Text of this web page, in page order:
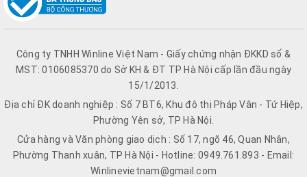
Công ty TNHH Winline Việt Nam - Giấy chứng nhận ĐKKD số &
MST: 0106085370 do Sở KH & ĐT TP Hà Nội cấp lần đầu ngày
15/1/2013.
Địa chỉ ĐK doanh nghiệp : Số 7 BT6, Khu đô thị Pháp Vân - Tứ Hiệp,
Phường Yên sở, TP Hà Nội.
Cửa hàng và Văn phòng giao dịch : Số 17, ngõ 46, Quan Nhân,
Phường Thanh xuân, TP Hà Nội - Hotline: 0949.761.893 - Email:
Winlinevietnam@gmail.com